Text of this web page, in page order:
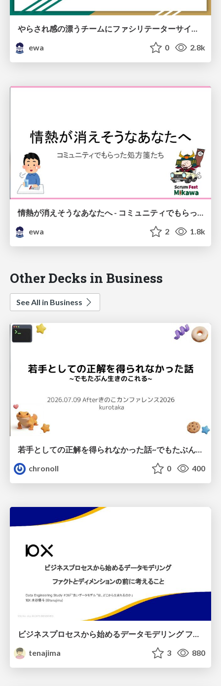
ewa
0 2.8k
情熱が消えそうなあなたへ - コミュニティでもらった処方箋たち/prescriptions-from-community
ewa
2 1.8k
Other Decks in Business
See All in Business
若手としての正解を得られなかった話~でもたぶん生きのこれる~
chronoll
0 400
tenajima
3 880